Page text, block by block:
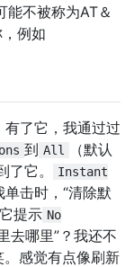
能不被称为AT＆
例如
了它，我通过过
到 All
（默认
了它。
Instant
击时，“清除默
提示 No
去哪里”？我还不
感觉有点像刷新